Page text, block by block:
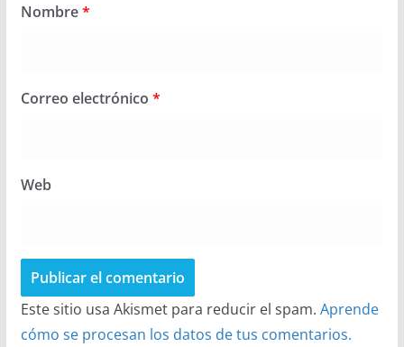
Nombre*
Correo electrónico *
Web
Este sitio usa Akismet para reducir el spam. Aprende
cómo se procesan los datos de tus comentarios.